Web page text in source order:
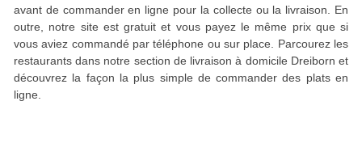
avant de commander en ligne pour la collecte ou la livraison. En
outre, notre site est gratuit et vous payez le même prix que si
vous aviez commandé par téléphone ou sur place. Parcourez les
restaurants dans notre section de livraison à domicile Dreiborn et
découvrez la façon la plus simple de commander des plats en
ligne.